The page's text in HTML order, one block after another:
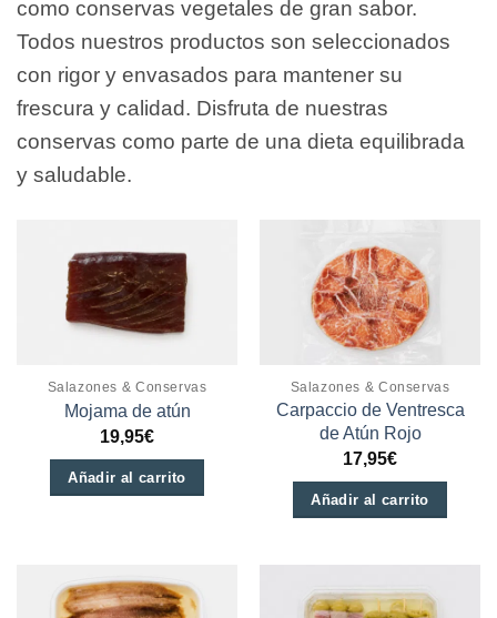
como conservas vegetales de gran sabor.
Todos nuestros productos son seleccionados
con rigor y envasados para mantener su
frescura y calidad. Disfruta de nuestras
conservas como parte de una dieta equilibrada
y saludable.
Salazones & Conservas
Mojama de atún
19,95€
Añadir al carrito
Salazones & Conservas
Carpaccio de Ventresca
de Atún Rojo
17,95€
Añadir al carrito